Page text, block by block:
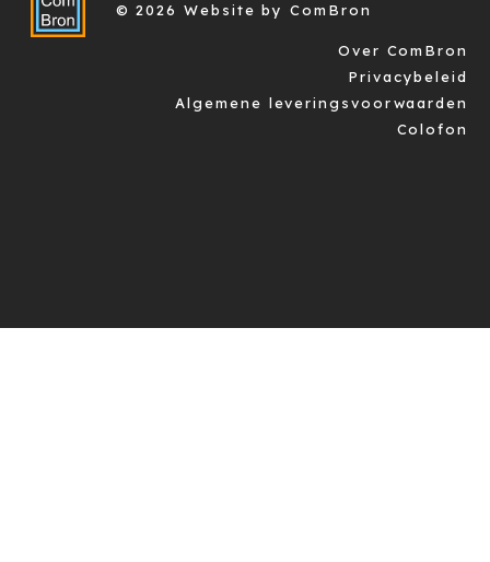
© 2026 Website by ComBron
Over ComBron
Privacybeleid
Algemene leveringsvoorwaarden
Colofon